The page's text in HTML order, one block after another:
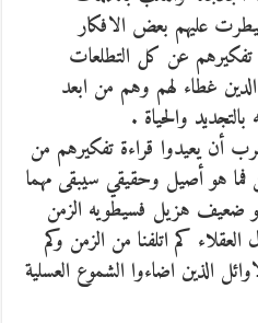
عليهم بعض الافكار
تفكيرهم عن كل التطلعات
غطاء لهم وهم من ابعد
والحياة .
أن يعيدوا قراءة تفكيرهم من
هو أصيل وحقيقي سيبقى مهما
ضعيف هزيل فسيطويه الزمن
كم اتلفنا من الزمن وكم
الذين اضاءوا الشموع العسلية